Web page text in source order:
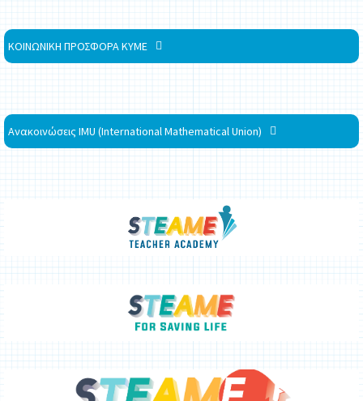
ΚΟΙΝΩΝΙΚΗ ΠΡΟΣΦΟΡΑ ΚΥΜΕ
Ανακοινώσεις IMU (International Mathematical Union)